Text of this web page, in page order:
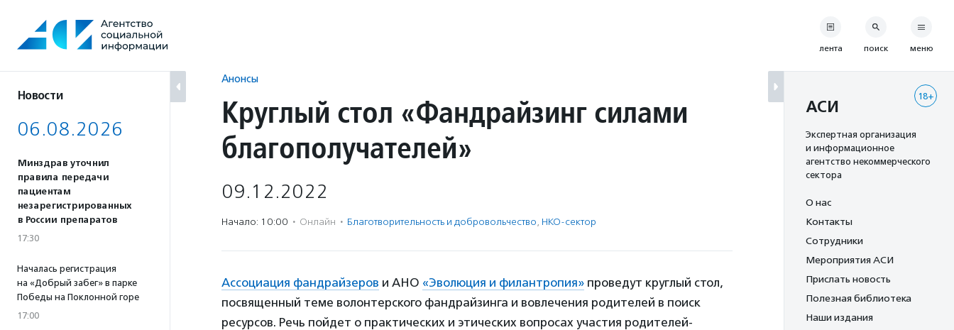
содержанию
Новости
06.08.2026
Минздрав уточнил
правила передачи
пациентам
незарегистрированных
в России препаратов
17:30
Началась регистрация
на «Добрый забег» в парке
Победы на Поклонной горе
17:00
Анонсы
Круглый стол «Фандрайзинг силами
благополучателей»
09.12.2022
Начало: 10:00 · Онлайн · Благотвори­тель­ность и доброволь­чест­во, НКО-сектор
Ассоциация фандрайзеров и АНО «Эволюция и филантропия» проведут круглый стол,
посвященный теме волонтерского фандрайзинга и вовлечения родителей в поиск
ресурсов. Речь пойдет о практических и этических вопросах участия родителей-
лента поиск меню
18+
АСИ
Экспертная организация
и информационное
агентство некоммерческого
сектора
О нас
Контакты
Сотрудники
Мероприятия АСИ
Прислать новость
Полезная библиотека
Наши издания